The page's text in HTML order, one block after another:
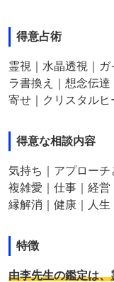
得意占術
霊視｜水晶透視｜
ラ書換え｜想念伝
寄せ｜クリスタルヒ
得意な相談内容
気持ち｜アプローチ
複雑愛｜仕事｜経営
縁解消｜健康｜人生
特徴
由李先生の鑑定は